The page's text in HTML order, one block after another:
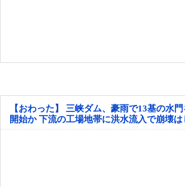
【おわった】 三峡ダム、豪雨で13基の水
開始か 下流の工場地帯に洪水流入で崩壊は